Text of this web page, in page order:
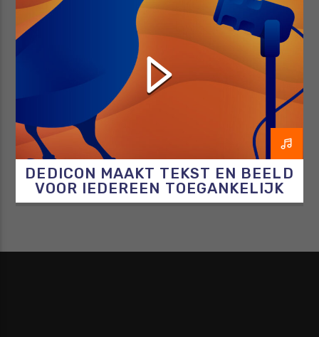
DE BLINDE VINK
DEDICON
GESPROKENBOEKEN
LEESPLEZIER
DEDICON MAAKT TEKST EN BEELD
VOOR IEDEREEN TOEGANKELIJK